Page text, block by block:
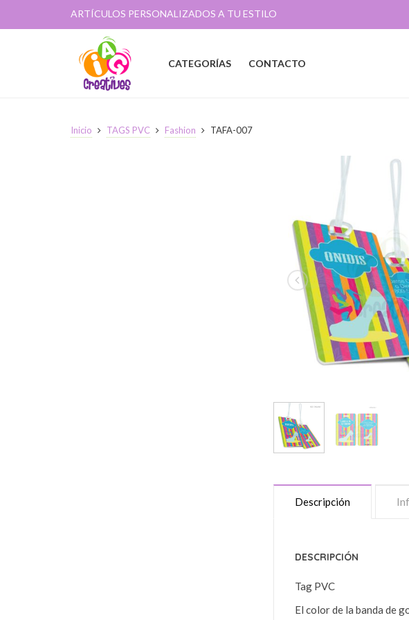
ARTÍCULOS PERSONALIZADOS A TU ESTILO
CATEGORÍAS CONTACTO
Inicio TAGS PVC Fashion TAFA-007
Descripción
DESCRIPCIÓN
Tag PVC
El color de la banda de